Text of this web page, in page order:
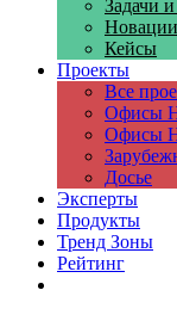
Задачи
Кейсы
Проекты
Все
Офисы
Офисы
Досье
Эксперты
Продукты
Тренд Зоны
Рейтинг